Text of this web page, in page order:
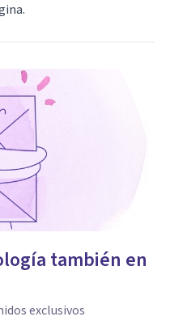
.
también en
exclusivos